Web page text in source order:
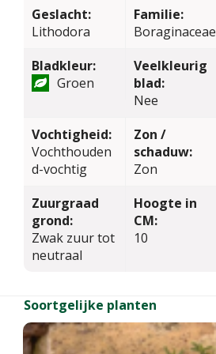
Geslacht:
Lithodora
Familie:
Boraginaceae
Bladkleur:
Groen
Veelkleurig
blad:
Nee
Vochtigheid:
Vochthouden
d-vochtig
Zon /
schaduw:
Zon
Zuurgraad
grond:
Zwak zuur tot
neutraal
Hoogte in
CM:
10
Soortgelijke planten